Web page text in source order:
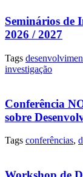
Seminários de
2026 / 2027
Tags
investigação
Conferência
sobre
Tags conferências,